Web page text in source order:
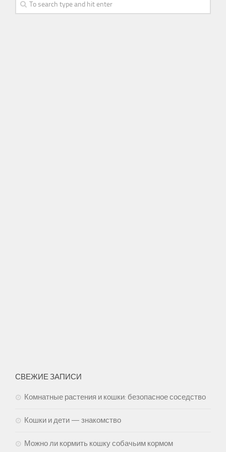
СВЕЖИЕ ЗАПИСИ
Комнатные растения и кошки: безопасное соседство
Кошки и дети — знакомство
Можно ли кормить кошку собачьим кормом